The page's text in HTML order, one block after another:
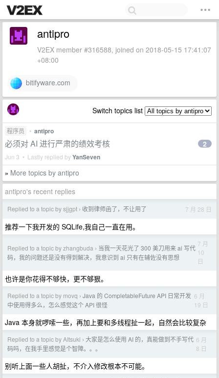
antipro
V2EX member #316588, joined on 2018-05-15 17:41:07
+08:00
bitifyware.com
Switch topics list
程序员 • antipro
必须对 AI 进行严肃的绩效考核
Jun 3 • Lastly replied byYanSeven
2
» More topics by antipro
antipro's recent replies
Replied to a topic by sjjgpt › 收到律师函了，不让用了 7 月 28 日
推荐一下我开发的 SQLife,我自己一直在用。
Replied to a topic by zhangbuda › 当我一天花光了 300 美刀用来 ai 写代
码，我的问题还是没有得到解决，我意识到 ai 只有在辅佐没有思想
7 月
10
日
也许是你花得不够快，更不够狠。
Replied to a topic by movq › Java 的 CompletableFuture API 日常开发
中使用得多么，怎么感觉这个 API 很怪
6 月
19 日
Java 本身就啰嗦一些，再加上要和多线程扯一起，自然会比较复杂
Replied to a topic by AItsuki › 大家是怎么使用 AI 的，真能做到不手写代
码吗，在我手里感觉是个智障。。。
6 月
8 日
别听上面一些人胡扯，不介入修改根本不可能。